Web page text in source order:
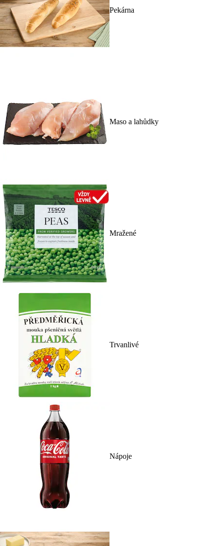
Pekárna
Maso a lahůdky
Mražené
Trvanlivé
Nápoje